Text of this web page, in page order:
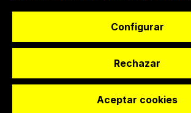
© Dashboard Technologies
Configurar
Rechazar
Aceptar cookies